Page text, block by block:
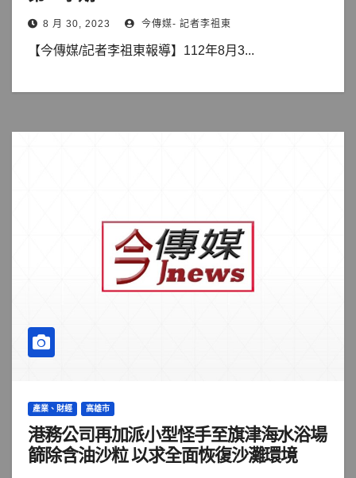
8 月 30, 2023 今傳媒- 記者李祖東
【今傳媒/記者李祖東報導】112年8月3...
產業、財經 高雄市
港務公司再加派小型怪手至旗津海水浴場
篩除含油沙粒 以求全面恢復沙灘環境